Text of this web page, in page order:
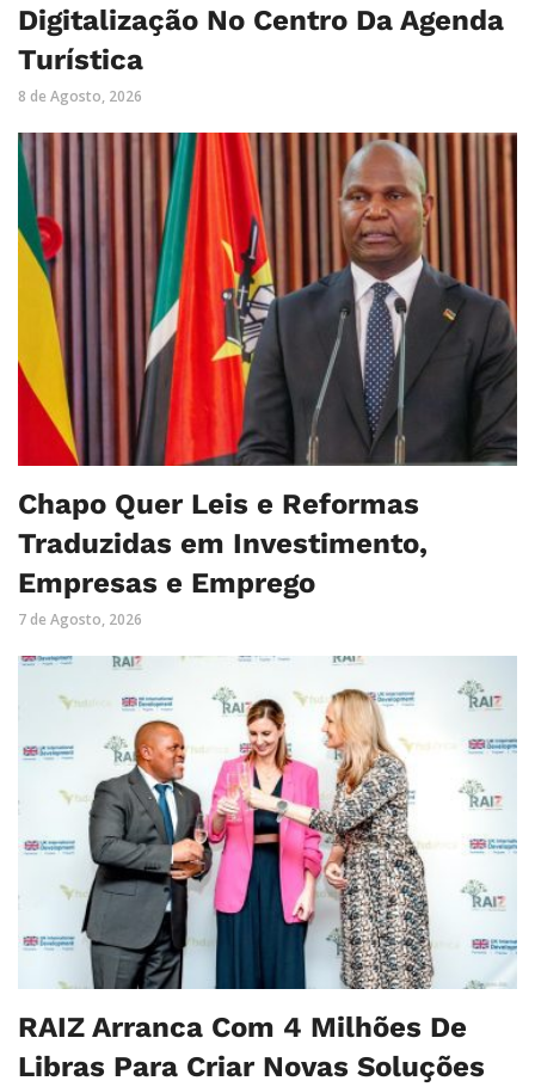
Digitalização No Centro Da Agenda
Turística
8 de Agosto, 2026
Chapo Quer Leis e Reformas
Traduzidas em Investimento,
Empresas e Emprego
7 de Agosto, 2026
RAIZ Arranca Com 4 Milhões De
Libras Para Criar Novas Soluções